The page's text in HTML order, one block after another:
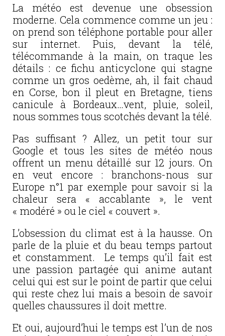
La météo est devenue une obsession
moderne. Cela commence comme un jeu :
on prend son téléphone portable pour aller
sur internet. Puis, devant la télé,
télécommande à la main, on traque les
détails : ce fichu anticyclone qui stagne
comme un gros oedème, ah, il fait chaud
en Corse, bon il pleut en Bretagne, tiens
canicule à Bordeaux…vent, pluie, soleil,
nous sommes tous scotchés devant la télé.
Pas suffisant ? Allez, un petit tour sur
Google et tous les sites de météo nous
offrent un menu détaillé sur 12 jours. On
en veut encore : branchons-nous sur
Europe n°1 par exemple pour savoir si la
chaleur sera « accablante », le vent
« modéré » ou le ciel « couvert ».
L’obsession du climat est à la hausse. On
parle de la pluie et du beau temps partout
et constamment. Le temps qu’il fait est
une passion partagée qui anime autant
celui qui est sur le point de partir que celui
qui reste chez lui mais a besoin de savoir
quelles chaussures il doit mettre.
Et oui, aujourd’hui le temps est l’un de nos